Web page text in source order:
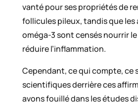
vanté pour ses propriétés de
follicules pileux, tandis que les
oméga-3 sont censés nourrir
réduire l’inflammation.
Cependant, ce qui compte, ce
scientifiques derrière ces
avons fouillé dans les études